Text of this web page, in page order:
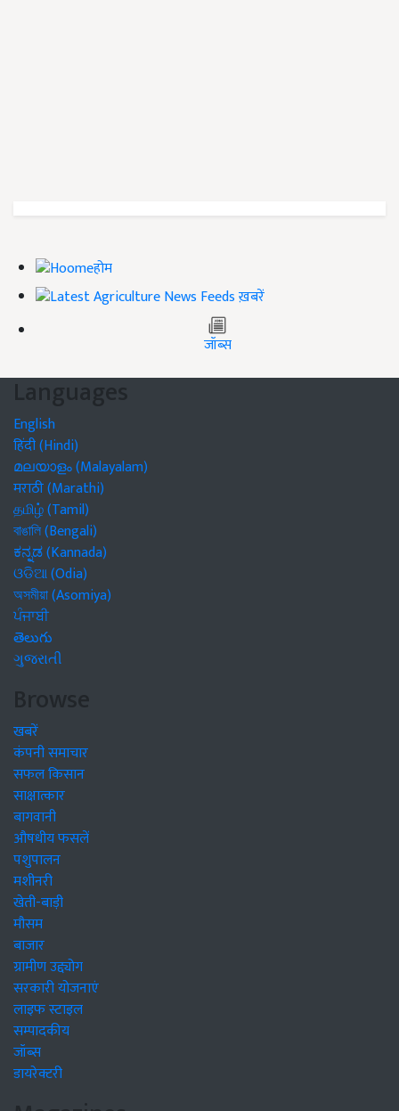
होम
ख़बरें
जॉब्स
Languages
English
हिंदी (Hindi)
മലയാളം (Malayalam)
मराठी (Marathi)
தமிழ் (Tamil)
বাঙালি (Bengali)
ಕನ್ನಡ (Kannada)
ଓଡିଆ (Odia)
অসমীয়া (Asomiya)
ਪੰਜਾਬੀ
తెలుగు
ગુજરાતી
Browse
खबरें
कंपनी समाचार
सफल किसान
साक्षात्कार
बागवानी
औषधीय फसलें
पशुपालन
मशीनरी
खेती-बाड़ी
मौसम
बाजार
ग्रामीण उद्द्योग
सरकारी योजनाएं
लाइफ स्टाइल
सम्पादकीय
जॉब्स
डायरेक्टरी